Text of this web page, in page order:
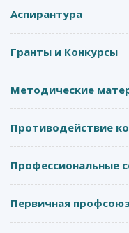
Аспирантура
Гранты и Конкурсы
Методические
Противодействие
Профессиональные
Первичная